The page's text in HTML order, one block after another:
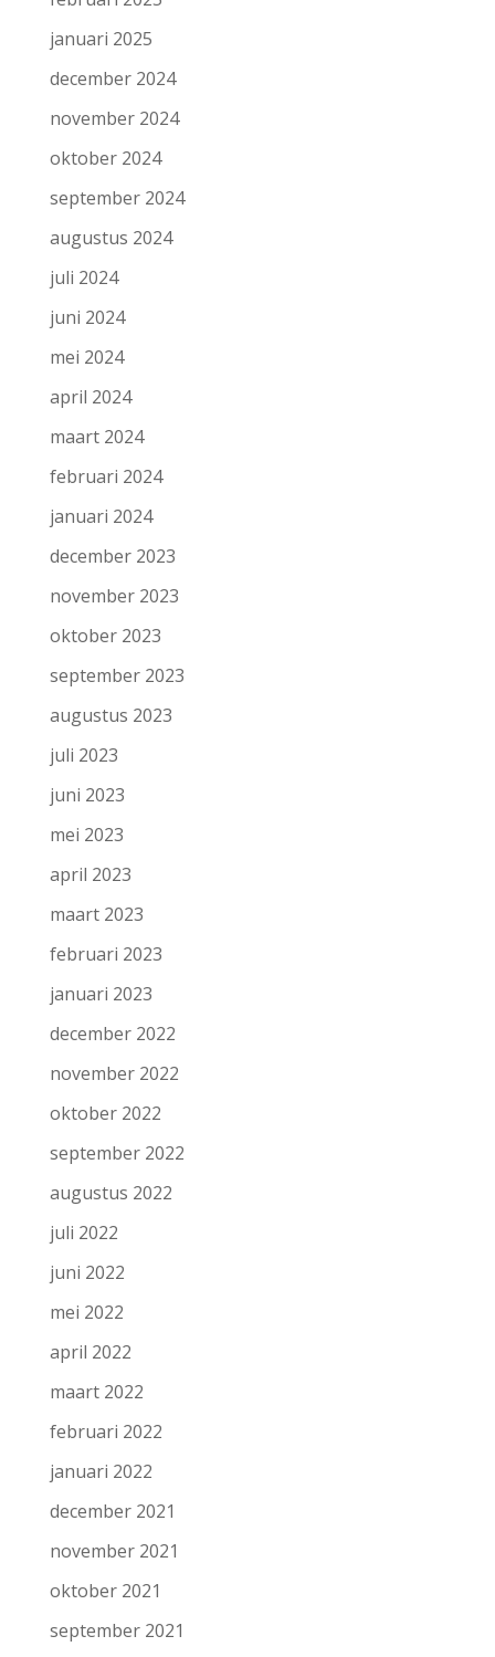
januari 2025
december 2024
november 2024
oktober 2024
september 2024
augustus 2024
juli 2024
juni 2024
mei 2024
april 2024
maart 2024
februari 2024
januari 2024
december 2023
november 2023
oktober 2023
september 2023
augustus 2023
juli 2023
juni 2023
mei 2023
april 2023
maart 2023
februari 2023
januari 2023
december 2022
november 2022
oktober 2022
september 2022
augustus 2022
juli 2022
juni 2022
mei 2022
april 2022
maart 2022
februari 2022
januari 2022
december 2021
november 2021
oktober 2021
september 2021